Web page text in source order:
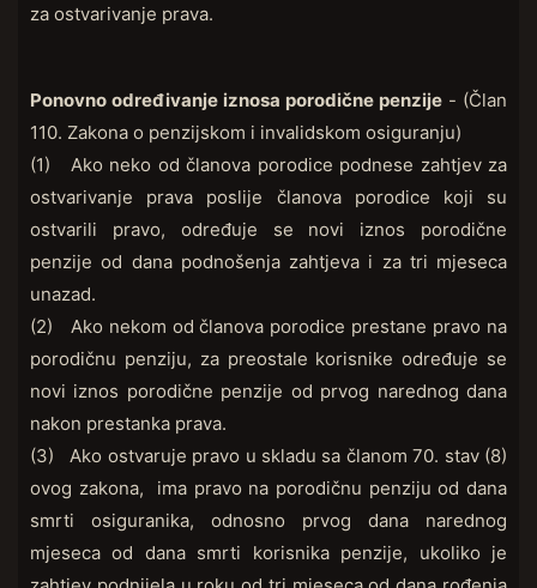
za ostvarivanje prava.
Ponovno određivanje iznosa porodične penzije - (Član
110. Zakona o penzijskom i invalidskom osiguranju)
(1) Ako neko od članova porodice podnese zahtjev za
ostvarivanje prava poslije članova porodice koji su
ostvarili pravo, određuje se novi iznos porodične
penzije od dana podnošenja zahtjeva i za tri mjeseca
unazad.
(2) Ako nekom od članova porodice prestane pravo na
porodičnu penziju, za preostale korisnike određuje se
novi iznos porodične penzije od prvog narednog dana
nakon prestanka prava.
(3) Ako ostvaruje pravo u skladu sa članom 70. stav (8)
ovog zakona, ima pravo na porodičnu penziju od dana
smrti osiguranika, odnosno prvog dana narednog
mjeseca od dana smrti korisnika penzije, ukoliko je